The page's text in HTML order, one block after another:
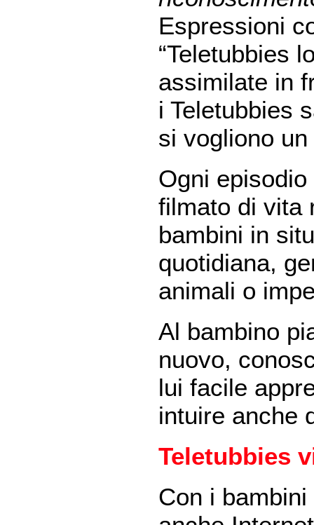
Espressioni
“Teletubbies
assimilate in
i Teletubbies
si vogliono
Ogni
filmato di vita
bambini in
quotidiana,
animali o
Al bambino
nuovo,
lui facile
intuire anche
Teletubbies
Con i